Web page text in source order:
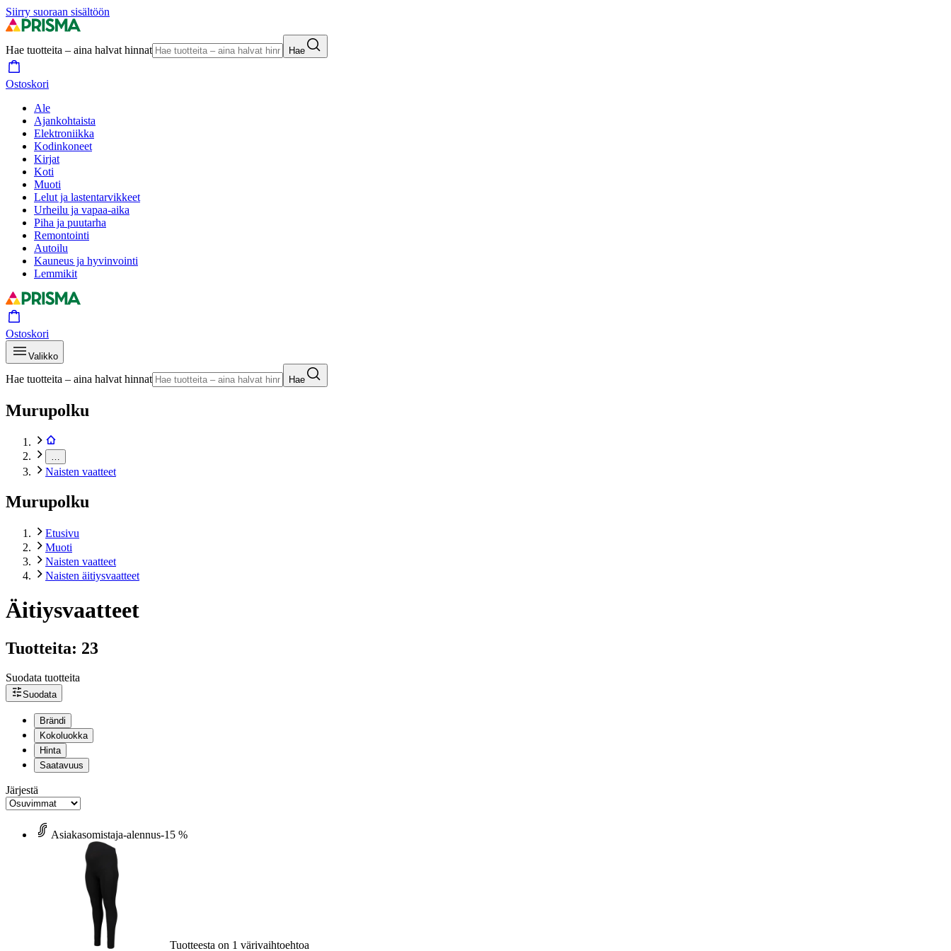
Siirry suoraan sisältöön
Hae tuotteita – aina halvat hinnat Hae
Ostoskori
Ale
Ajankohtaista
Elektroniikka
Kodinkoneet
Kirjat
Koti
Muoti
Lelut ja lastentarvikkeet
Urheilu ja vapaa-aika
Piha ja puutarha
Remontointi
Autoilu
Kauneus ja hyvinvointi
Lemmikit
Ostoskori
Valikko
Hae tuotteita – aina halvat hinnat Hae
Murupolku
Naisten vaatteet
Murupolku
Etusivu
Muoti
Naisten vaatteet
Naisten äitiysvaatteet
Äitiysvaatteet
Tuotteita: 23
Suodata tuotteita
Suodata
Brändi
Kokoluokka
Hinta
Saatavuus
Järjestä
Asiakasomistaja-alennus-15 %
Tuotteesta on 1 värivaihtoehtoa